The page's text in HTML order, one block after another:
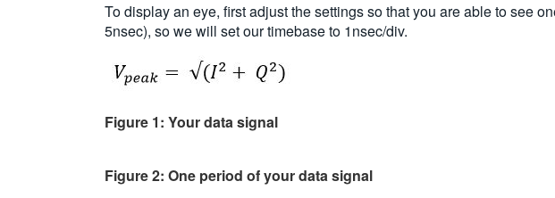
To display an eye, first adjust the settings so that you are able to see
5nsec), so we will set our timebase to 1nsec/div.
Figure 1: Your data signal
Figure 2: One period of your data signal